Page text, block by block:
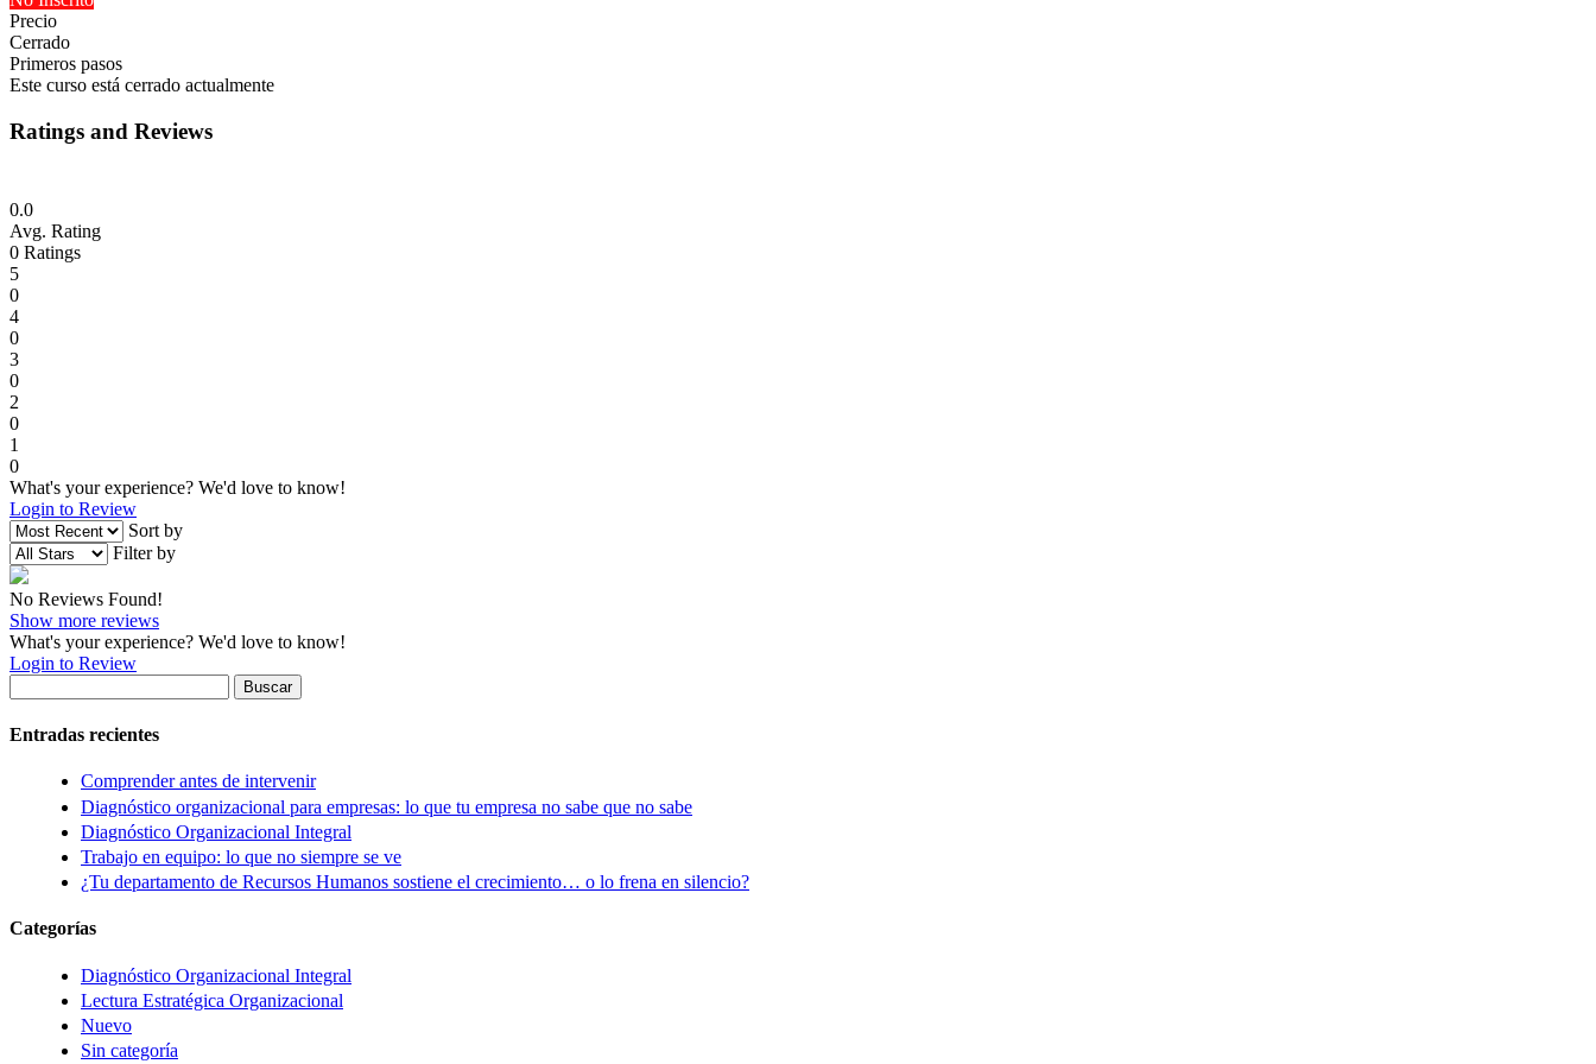
Precio
Cerrado
Primeros pasos
Este curso está cerrado actualmente
Ratings and Reviews
0.0
Avg. Rating
0 Ratings
5
0
4
0
3
0
2
0
1
0
What's your experience? We'd love to know!
Login to Review
Sort by
Filter by
No Reviews Found!
Show more reviews
What's your experience? We'd love to know!
Login to Review
Entradas recientes
Comprender antes de intervenir
Diagnóstico organizacional para empresas: lo que tu empresa no sabe que no sabe
Diagnóstico Organizacional Integral
Trabajo en equipo: lo que no siempre se ve
¿Tu departamento de Recursos Humanos sostiene el crecimiento… o lo frena en silencio?
Categorías
Diagnóstico Organizacional Integral
Lectura Estratégica Organizacional
Nuevo
Sin categoría